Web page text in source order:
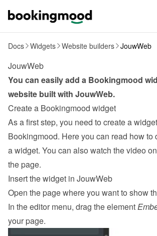
Docs Widgets Website builders JouwWeb
JouwWeb
You can easily add a Bookingmood
website built with JouwWeb.
Create a Bookingmood widget
As a first step, you need to create a
Bookingmood. Here you can read how to
a widget. You can also watch the video
the page.
Insert the widget in JouwWeb
Open the page where you want to show
In the editor menu, drag the element
your page.